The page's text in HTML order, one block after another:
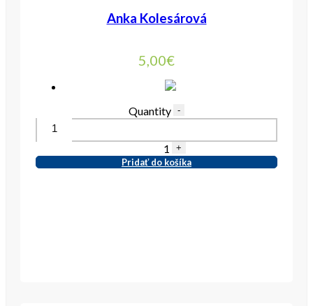
Anka Kolesárová
5,00€
Quantity -
1 +
Pridať do košíka